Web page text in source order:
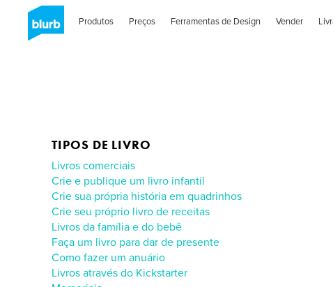
Produtos Preços Ferramentas de Design Vender
TIPOS DE LIVRO
Livros comerciais
Crie e publique um livro infantil
Crie sua própria história em quadrinhos
Crie seu próprio livro de receitas
Livros da família e do bebê
Faça um livro para dar de presente
Como fazer um anuário
Livros através do Kickstarter